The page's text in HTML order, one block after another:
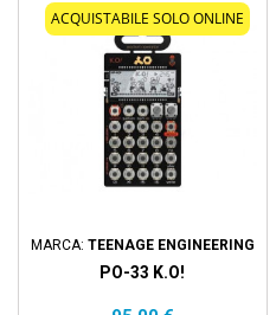
ACQUISTABILE SOLO ONLINE
MARCA: TEENAGE ENGINEERING
PO-33 K.O!